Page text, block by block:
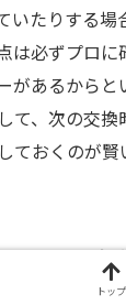
いたりする場
は必ずプロに
があるからと
て、次の交換
ておくのが
！異音で判
トップ